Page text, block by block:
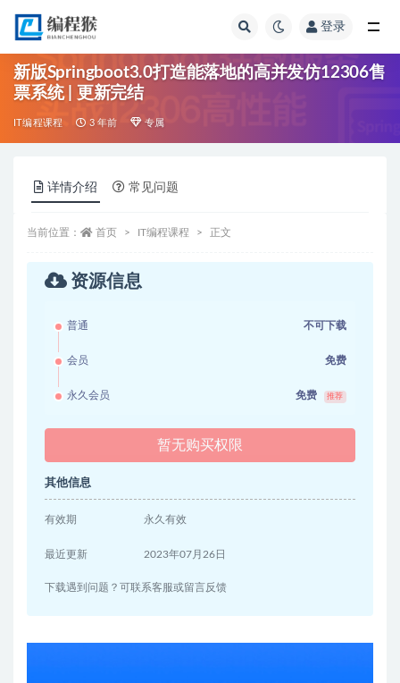
登录
新版Springboot3.0打造能落地的高并发仿12306售
票系统 | 更新完结
IT编程课程 3 年前 专属
详情介绍 常见问题
当前位置： 首页 IT编程课程 正文
资源信息
普通 不可下载
会员 免费
永久会员 免费 推荐
暂无购买权限
其他信息
有效期 永久有效
最近更新 2023年07月26日
下载遇到问题？可联系客服或留言反馈